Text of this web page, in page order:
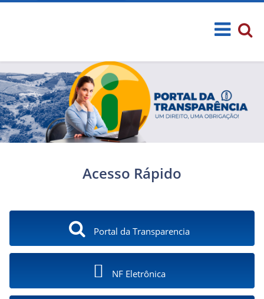
Acesso Rápido
Portal da Transparencia
NF Eletrônica